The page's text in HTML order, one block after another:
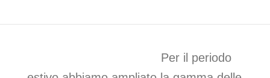
Per il periodo
Distribuzione bevande
a domicilio